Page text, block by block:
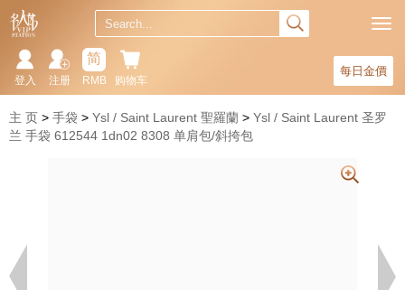
每日金價
购物车
简
RMB
注册
登入
主 页 手袋 Ysl / Saint Laurent 聖羅蘭
Ysl / Saint Laurent 圣罗
兰 手袋 612544 1dn02 8308 单肩包/斜挎包